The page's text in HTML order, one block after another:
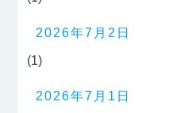
2026年7月2日
(1)
2026年7月1日